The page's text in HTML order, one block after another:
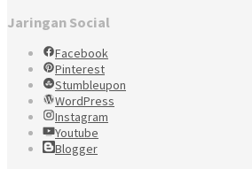
Jaringan Social
Facebook
Pinterest
Stumbleupon
WordPress
Instagram
Youtube
Blogger